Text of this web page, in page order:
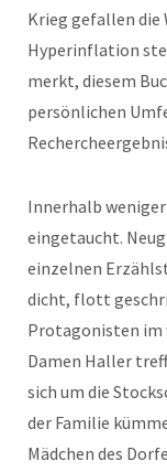
Krieg gefallen die
Hyperinflation
merkt, diesem
persönlichen
Innerhalb
eingetaucht.
einzelnen
dicht, flott
Protagonisten im
Damen Haller
sich um die
der Familie
Mädchen des